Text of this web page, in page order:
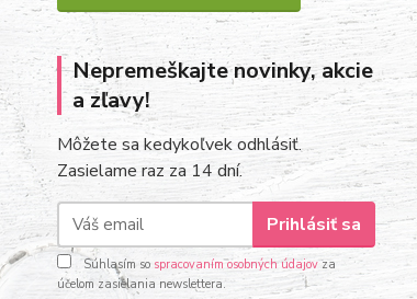
Nepremeškajte novinky, akcie
a zľavy!
Môžete sa kedykoľvek odhlásiť.
Zasielame raz za 14 dní.
Prihlásiť sa
Súhlasím so spracovaním osobných údajovza
účelom zasielania newslettera.